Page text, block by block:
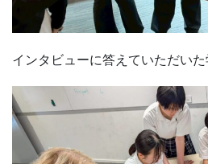
インタビューに答えていただいた